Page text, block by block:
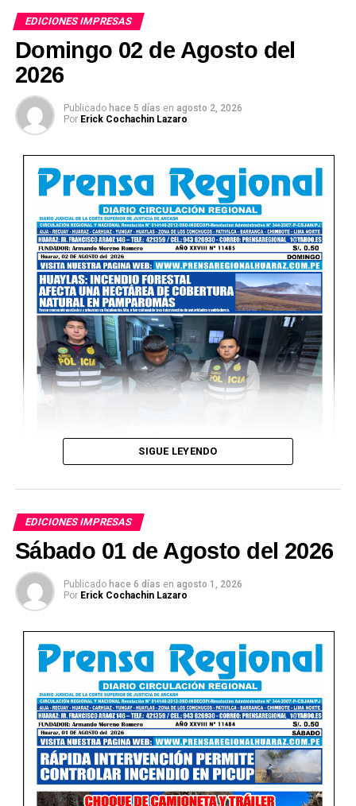
Ver Online
EDICIONES IMPRESAS
Domingo 02 de Agosto del
2026
Publicado hace 5 días en agosto 2, 2026
Por Erick Cochachin Lazaro
SIGUE LEYENDO
EDICIONES IMPRESAS
Sábado 01 de Agosto del 2026
Publicado hace 6 días en agosto 1, 2026
Por Erick Cochachin Lazaro